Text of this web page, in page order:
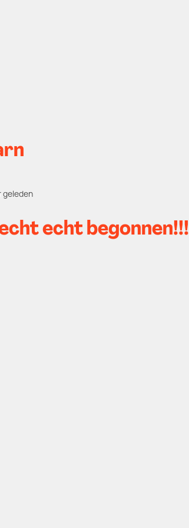
geleden
echt begonnen!!!